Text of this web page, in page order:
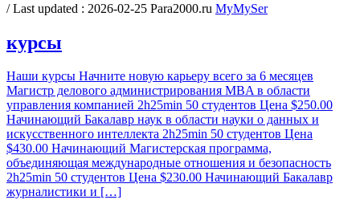
/ Last updated : 2026-02-25 Para2000.ru MyMySer
курсы
Наши курсы Начните новую карьеру всего за 6 месяцев
Магистр делового администрирования MBA в области
управления компанией 2h25min 50 студентов Цена $250.00
Начинающий Бакалавр наук в области науки о данных и
искусственного интеллекта 2h25min 50 студентов Цена
$430.00 Начинающий Магистерская программа,
объединяющая международные отношения и безопасность
2h25min 50 студентов Цена $230.00 Начинающий Бакалавр
журналистики и […]